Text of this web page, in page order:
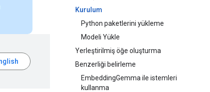
Kurulum
Python paketlerini yükleme
Modeli Yükle
Yerleştirilmiş öğe oluşturma
Benzerliği belirleme
EmbeddingGemma ile istemleri
kullanma